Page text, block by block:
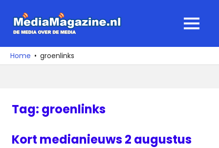
naar
media
over
MENU
Home groenlinks
Tag: groenlinks
Kort medianieuws 2 augustus